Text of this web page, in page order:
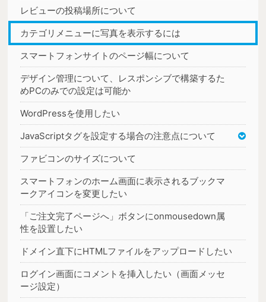
レビューの投稿場所について
カテゴリメニューに写真を表示するには
スマートフォンサイトのページ幅について
デザイン管理について、レスポンシブで構築するた
めPCのみでの設定は可能か
WordPressを使用したい
JavaScriptタグを設定する場合の注意点について
ファビコンのサイズについて
スマートフォンのホーム画面に表示されるブックマ
ークアイコンを変更したい
「ご注文完了ページへ」ボタンにonmousedown属
性を設置したい
ドメイン直下にHTMLファイルをアップロードしたい
ログイン画面にコメントを挿入したい（画面メッセ
ージ設定）